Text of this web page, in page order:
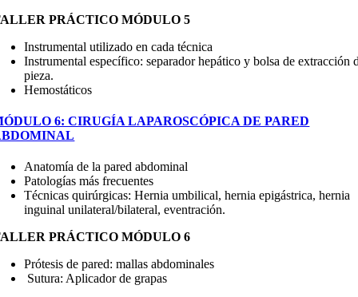
PRÁCTICO MÓDULO 5
Instrumental utilizado en cada técnica
Instrumental específico: separador hepático y bolsa de extracción
pieza.
Hemostáticos
6: CIRUGÍA LAPAROSCÓPICA DE PARED
Anatomía de la pared abdominal
Patologías más frecuentes
Técnicas quirúrgicas: Hernia umbilical, hernia epigástrica, hernia
inguinal unilateral/bilateral, eventración.
PRÁCTICO MÓDULO 6
Prótesis de pared: mallas abdominales
Sutura: Aplicador de grapas